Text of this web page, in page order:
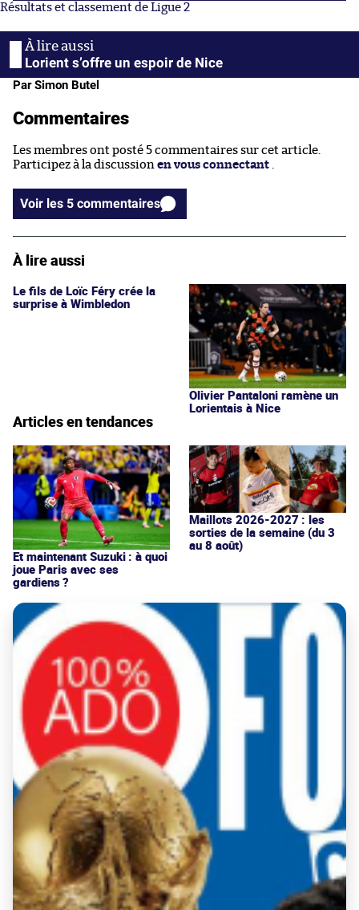
Résultats et classement de Ligue 2
Lorient s’offre un espoir de Nice
Par Simon Butel
Commentaires
Les membres ont posté 5 commentaires sur cet article.
Participez à la discussion en vous connectant
Voir les 5 commentaires
À lire aussi
Olivier Pantaloni ramène un
Lorientais à Nice
Articles en tendances
Et maintenant Suzuki : à quoi
joue Paris avec ses
gardiens ?
Maillots 2026-2027 : les
sorties de la semaine (du 3
au 8 août)